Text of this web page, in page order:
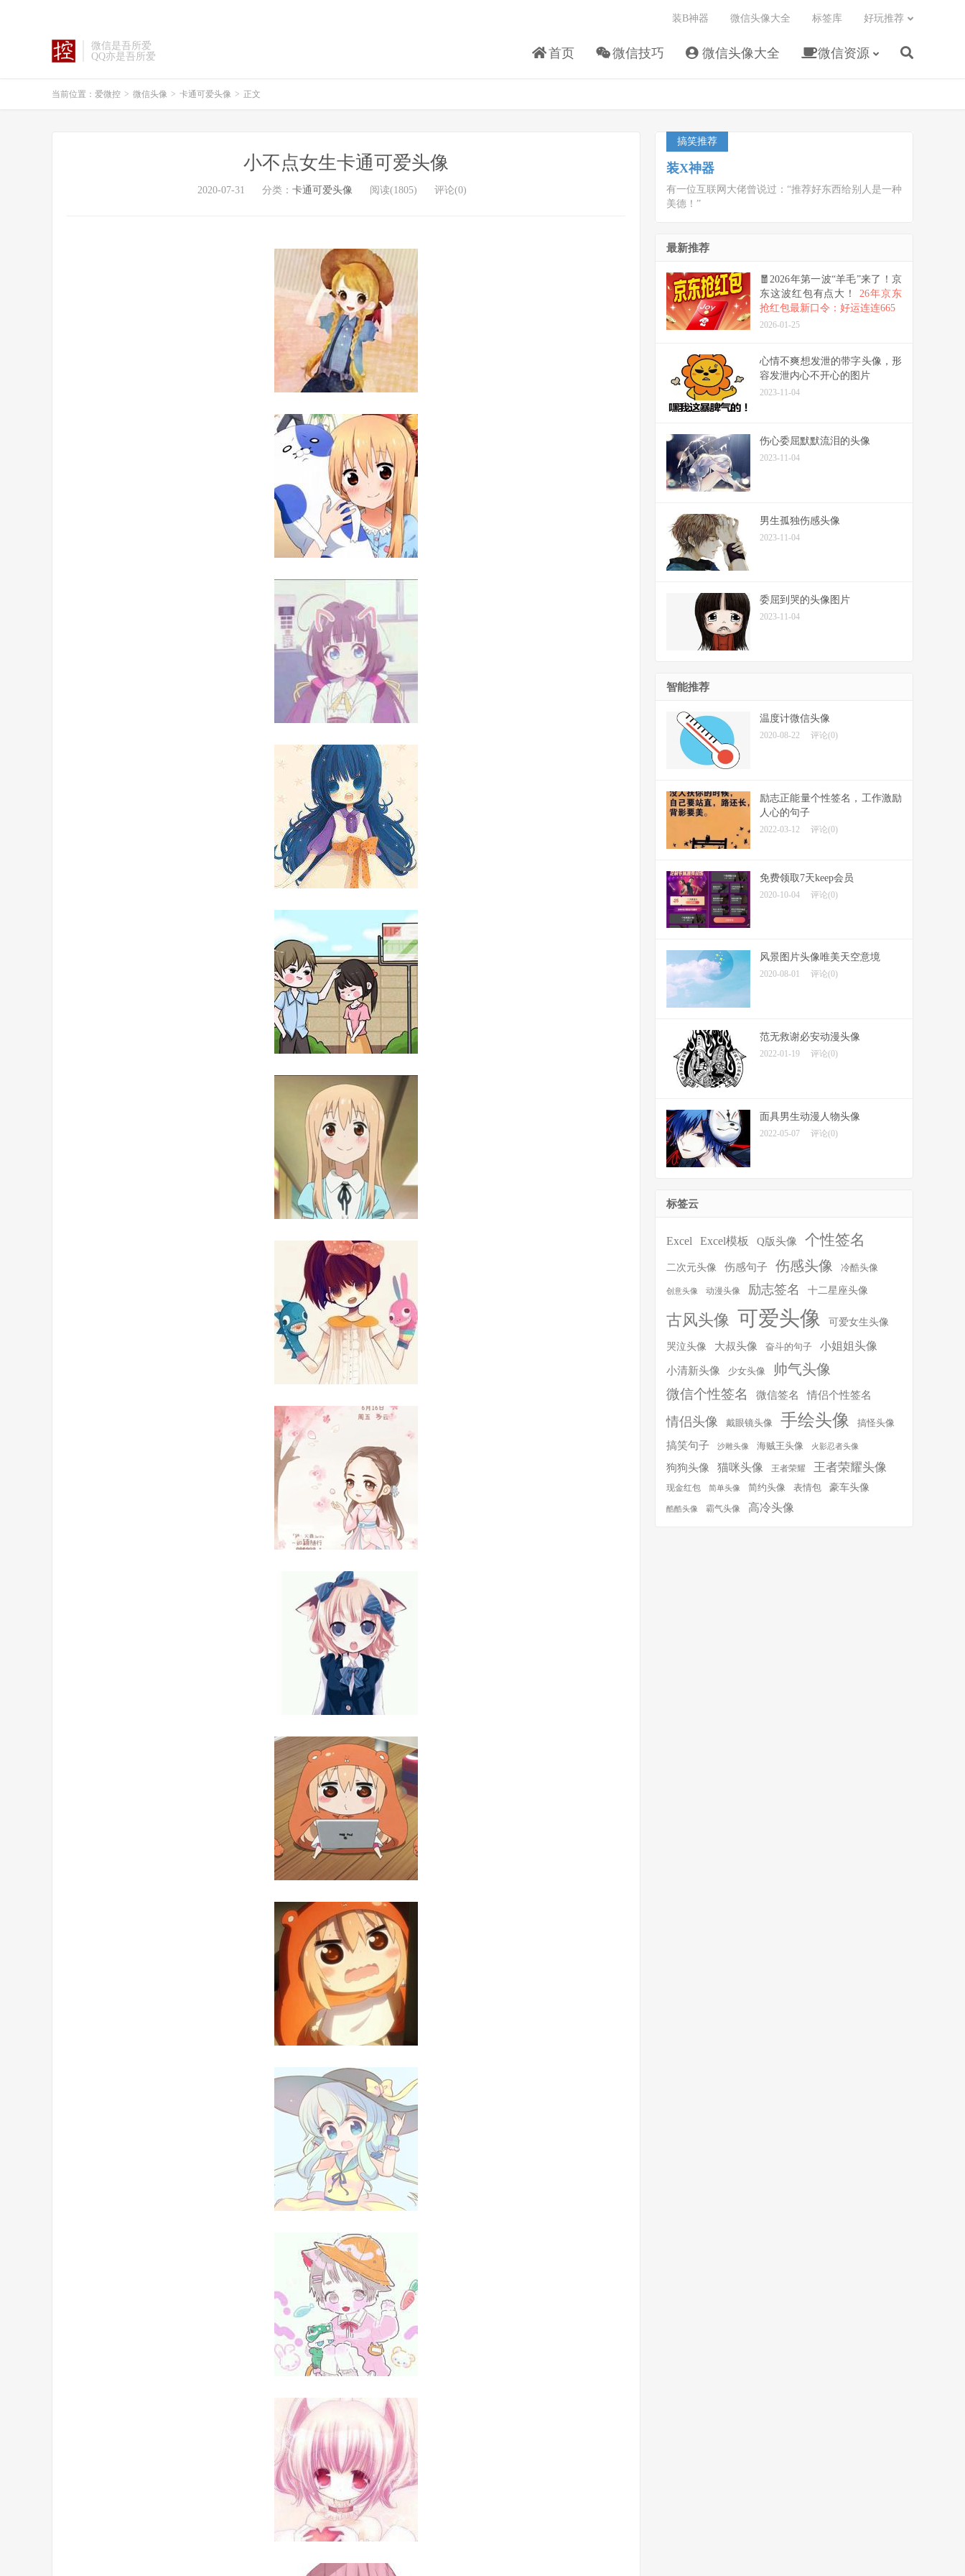
微信是吾所爱
QQ亦是吾所爱
首页 微信技巧 微信头像大全 微信资源
装B神器 微信头像大全 标签库 好玩推荐
当前位置： 爱微控 > 微信头像 > 卡通可爱头像 > 正文
小不点女生卡通可爱头像
2020-07-31 分类： 卡通可爱头像 阅读(1805) 评论(0)
搞笑推荐
装X神器
有一位互联网大佬曾说过：“推荐好东西给别人是一种
美德！”
最新推荐
🧧2026年第一波“羊毛”来了！京
东这波红包有点大！ 26年京东
抢红包最新口令：好运连连665
2026-01-25
心情不爽想发泄的带字头像，形
容发泄内心不开心的图片
2023-11-04
伤心委屈默默流泪的头像
2023-11-04
男生孤独伤感头像
2023-11-04
委屈到哭的头像图片
2023-11-04
智能推荐
温度计微信头像
2020-08-22 评论(0)
励志正能量个性签名，工作激励
人心的句子
2022-03-12 评论(0)
免费领取7天keep会员
2020-10-04 评论(0)
风景图片头像唯美天空意境
2020-08-01 评论(0)
范无救谢必安动漫头像
2022-01-19 评论(0)
面具男生动漫人物头像
2022-05-07 评论(0)
标签云
Excel Excel模板 Q版头像 个性签名
二次元头像 伤感句子 伤感头像 冷酷头像
创意头像 动漫头像 励志签名 十二星座头像
古风头像 可爱头像 可爱女生头像
哭泣头像 大叔头像 奋斗的句子 小姐姐头像
小清新头像 少女头像 帅气头像
微信个性签名 微信签名 情侣个性签名
情侣头像 戴眼镜头像 手绘头像 搞怪头像
搞笑句子 沙雕头像 海贼王头像 火影忍者头像
狗狗头像 猫咪头像 王者荣耀 王者荣耀头像
现金红包 简单头像 简约头像 表情包 豪车头像
酷酷头像 霸气头像 高冷头像